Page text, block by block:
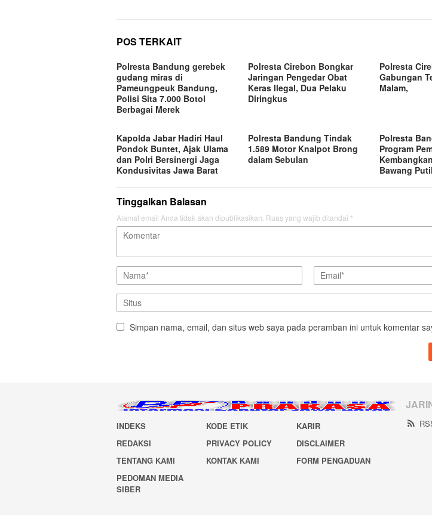
POS TERKAIT
Polresta Bandung gerebek
gudang miras di
Pameungpeuk Bandung,
Polisi Sita 7.000 Botol
Berbagai Merek
Polresta Cirebon Bongkar
Jaringan Pengedar Obat
Keras Ilegal, Dua Pelaku
Diringkus
Polresta
Gabungan
Malam,
Kapolda Jabar Hadiri Haul
Pondok Buntet, Ajak Ulama
dan Polri Bersinergi Jaga
Kondusivitas Jawa Barat
Polresta Bandung Tindak
1.589 Motor Knalpot Brong
dalam Sebulan
Polresta
Program
Bawang
Tinggalkan Balasan
Alamat email Anda tidak akan dipublikasikan. Ruas yang wajib ditandai *
Simpan nama, email, dan situs web saya pada peramban ini untuk komentar
INDEKS KODE ETIK
KARIR
REDAKSI
PRIVACY POLICY
DISCLAIMER
TENTANG KAMI
KONTAK KAMI
FORM PENGADUAN
PEDOMAN MEDIA
SIBER